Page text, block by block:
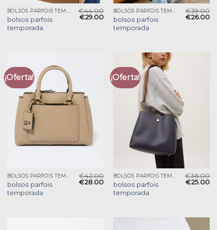
BOLSOS PARFOIS TEMPORADA
bolsos parfois
temporada
€44.00
€29.00
BOLSOS PARFOIS TEMPORADA
bolsos parfois
temporada
€39.00
€26.00
¡Oferta!
BOLSOS PARFOIS TEMPORADA
bolsos parfois
temporada
€42.00
€28.00
¡Oferta!
BOLSOS PARFOIS TEMPORADA
bolsos parfois
temporada
€38.00
€25.00